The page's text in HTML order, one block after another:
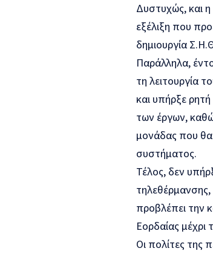
Δυστυχώς, και η
εξέλιξη που
δημιουργία
Παράλληλα,
τη λειτουργία
και υπήρξε
των έργων,
μονάδας που θα
συστήματος.
Τέλος, δεν
προβλέπει την
Εορδαίας
Οι πολίτες της